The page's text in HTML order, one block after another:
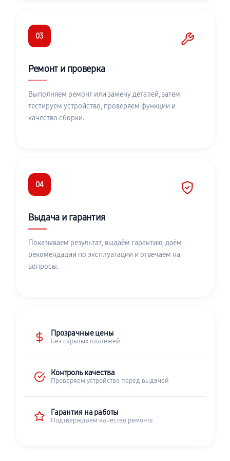
03
Ремонт и проверка
Выполняем ремонт или замену деталей, затем
тестируем устройство, проверяем функции и
качество сборки.
04
Выдача и гарантия
Показываем результат, выдаём гарантию, даём
рекомендации по эксплуатации и отвечаем на
вопросы.
Прозрачные цены
Без скрытых платежей
Контроль качества
Проверяем устройство перед выдачей
Гарантия на работы
Подтверждаем качество ремонта